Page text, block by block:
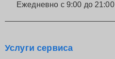
Ежедневно с 9:00 до 21:00
Услуги сервиса